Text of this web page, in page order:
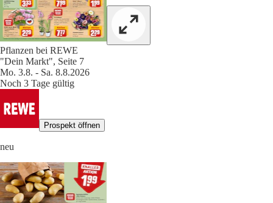
Pflanzen bei REWE
"Dein Markt", Seite 7
Mo. 3.8. - Sa. 8.8.2026
Noch 3 Tage gültig
Prospekt öffnen
neu